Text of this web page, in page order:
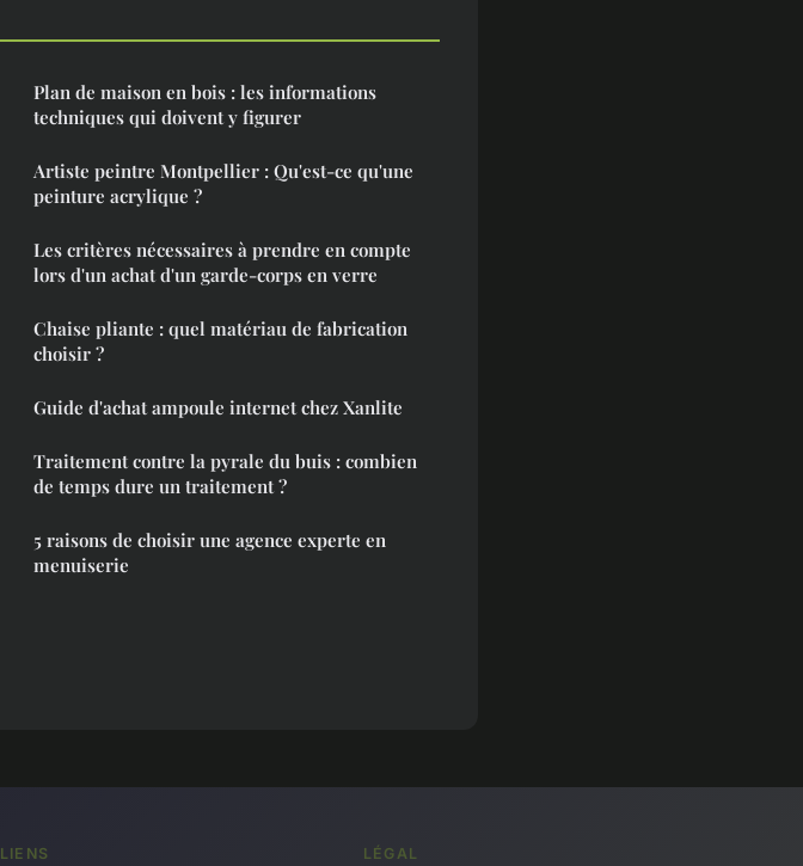
Plan de maison en bois : les informations
techniques qui doivent y figurer
Artiste peintre Montpellier : Qu'est-ce qu'une
peinture acrylique ?
Les critères nécessaires à prendre en compte
lors d'un achat d'un garde-corps en verre
Chaise pliante : quel matériau de fabrication
choisir ?
Guide d'achat ampoule internet chez Xanlite
Traitement contre la pyrale du buis : combien
de temps dure un traitement ?
5 raisons de choisir une agence experte en
menuiserie
LIENS LÉGAL